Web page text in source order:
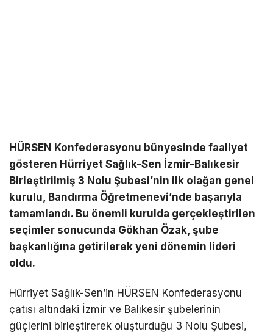
HÜRSEN Konfederasyonu bünyesinde faaliyet
gösteren Hürriyet Sağlık-Sen İzmir-Balıkesir
Birleştirilmiş 3 Nolu Şubesi’nin ilk olağan genel
kurulu, Bandırma Öğretmenevi’nde başarıyla
tamamlandı. Bu önemli kurulda gerçekleştirilen
seçimler sonucunda Gökhan Özak, şube
başkanlığına getirilerek yeni dönemin lideri
oldu.
Hürriyet Sağlık-Sen’in HÜRSEN Konfederasyonu
çatısı altındaki İzmir ve Balıkesir şubelerinin
güçlerini birleştirerek oluşturduğu 3 Nolu Şubesi,